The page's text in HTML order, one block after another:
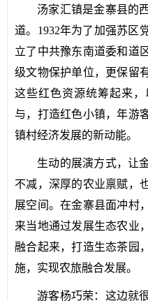
汤家汇镇是金寨县的
道。1932年为了加强苏区
立了中共豫东南道委和道
级文物保护单位，更保留
这些红色资源统筹起来
与，打造红色小镇，年游
镇村经济发展的新动能。
生动的展演方式，让
不减，深厚的农业禀赋，
展空间。在金寨县面冲村
来当地通过发展生态农业
融合起来，打造生态茶园
施，实现农旅融合发展。
游客杨巧荣：这边就